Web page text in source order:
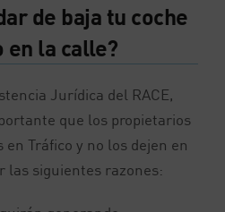
de baja tu coche
en la calle?
Jurídica del RACE,
que los propietarios
Tráfico y no los dejen en
las siguientes razones: